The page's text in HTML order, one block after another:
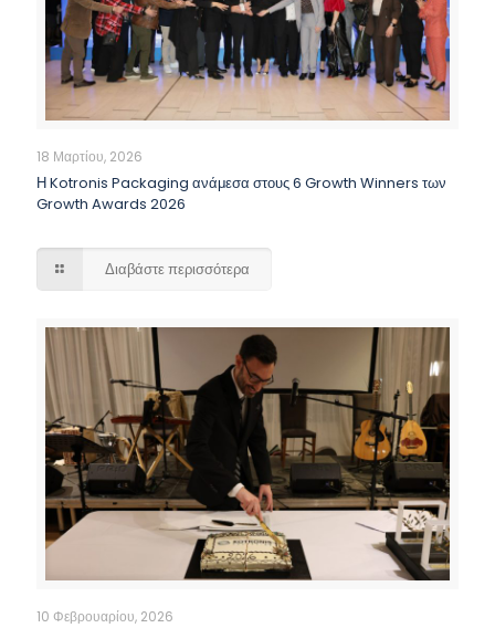
18 Μαρτίου, 2026
Η Kotronis Packaging ανάμεσα στους 6 Growth Winners των
Growth Awards 2026
Διαβάστε περισσότερα
10 Φεβρουαρίου, 2026